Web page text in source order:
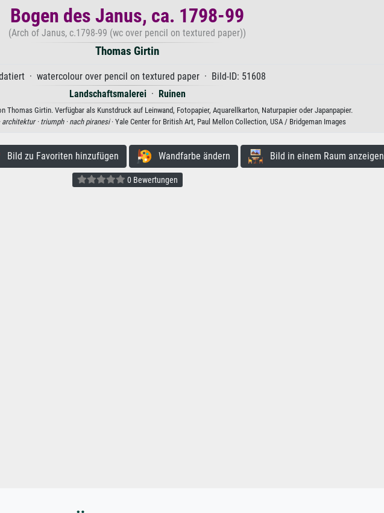
Bogen des Janus, ca. 1798-99
(Arch of Janus, c.1798-99 (wc over pencil on textured paper))
Thomas Girtin
· watercolour over pencil on textured paper · Bild-ID: 51608
Landschaftsmalerei· Ruinen
Thomas Girtin. Verfügbar als Kunstdruck auf Leinwand, Fotopapier, Aquarellkarton, Naturpapier oder Japanpapier.
architektur · triumph · nach piranesi· Yale Center for British Art, Paul Mellon Collection, USA / Bridgeman Images
Bild zu Favoriten hinzufügen Wandfarbe ändern Bild in einem Raum anzeigen
0 Bewertungen